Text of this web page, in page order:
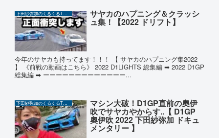
下田紗弥加のくるくるTUBE サヤカのハプニング＆クラッシ
ュ集！【2022 ドリフト】
今年のサヤカも持ってます！！！ 【 サヤカのハプニング集2022
】 《前戦の動画はこちら》 2022 D1LIGHTS 総集編 ➡︎ 2022 D1GP
総集編 ➡︎ ーーーーーーーーーーーーー...
下田紗弥加のくるくるTUBE マシン大破！D1GP直前の奧伊
吹でサヤカやからす..【 D1GP
奧伊吹 2022 下田紗弥加 ドキュ
メンタリー 】